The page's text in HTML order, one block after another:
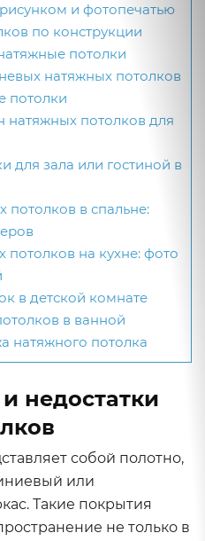
и фотопечатью
по конструкции
потолки
натяжных потолков
потолки
потолков для
для зала или гостиной в
потолков в спальне:
на кухне: фото
в детской комнате
в ванной
натяжного потолка
недостатки
собой полотно,
или
Такие покрытия
не только в